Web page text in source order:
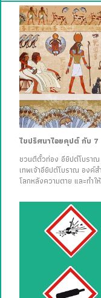
ไขปริศนาไอยคุปต์ กับ 7
ชวนตีตั๋วท่อง อียิปต์โบราณ
เทพเจ้าอียิปต์โบราณ องค์
โลกหลังความตาย และทำ